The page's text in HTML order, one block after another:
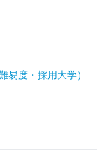
易度・採用大学）